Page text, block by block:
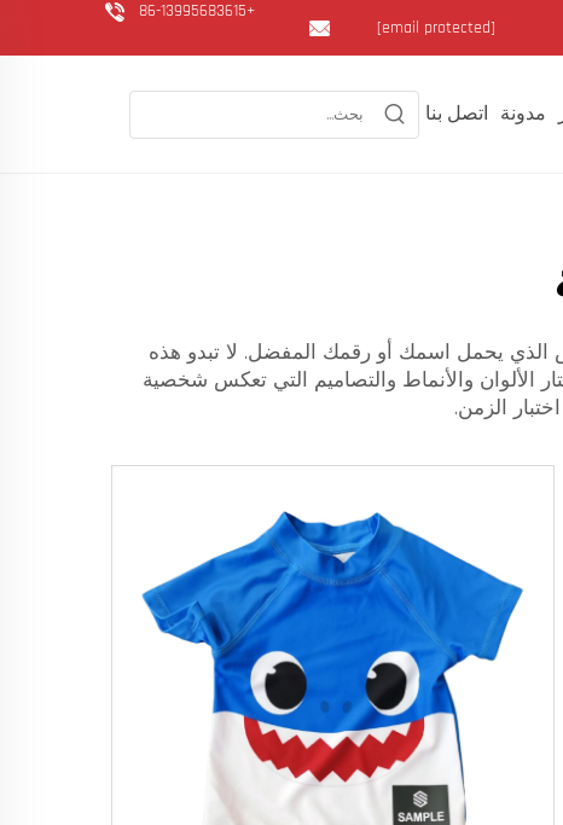
+86-13995683615
[email protected]
مدونة اتصل بنا
الذي يحمل اسمك أو رقمك المفضل. لا تبدو هذه
والأنماط والتصاميم التي تعكس شخصية
الزمن.